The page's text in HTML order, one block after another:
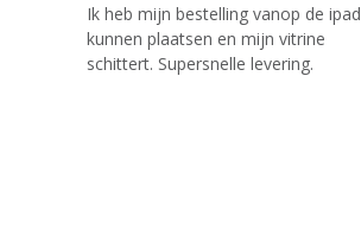
Ik heb mijn bestelling vanop de ipad
kunnen plaatsen en mijn vitrine
schittert. Supersnelle levering.